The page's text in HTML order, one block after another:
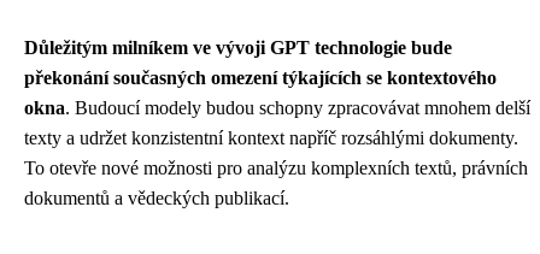
Důležitým milníkem ve vývoji GPT technologie bude
překonání současných omezení týkajících se kontextového
okna. Budoucí modely budou schopny zpracovávat mnohem delší
texty a udržet konzistentní kontext napříč rozsáhlými dokumenty.
To otevře nové možnosti pro analýzu komplexních textů, právních
dokumentů a vědeckých publikací.